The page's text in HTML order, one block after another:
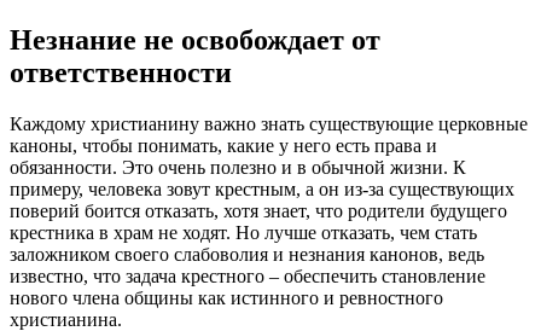
Незнание не освобождает от
ответственности
Каждому христианину важно знать существующие церковные
каноны, чтобы понимать, какие у него есть права и
обязанности. Это очень полезно и в обычной жизни. К
примеру, человека зовут крестным, а он из-за существующих
поверий боится отказать, хотя знает, что родители будущего
крестника в храм не ходят. Но лучше отказать, чем стать
заложником своего слабоволия и незнания канонов, ведь
известно, что задача крестного – обеспечить становление
нового члена общины как истинного и ревностного
христианина.